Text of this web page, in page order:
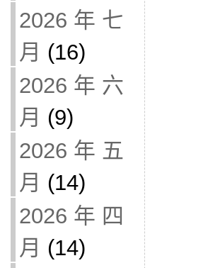
2026 年 七
月 (16)
2026 年 六
月 (9)
2026 年 五
月 (14)
2026 年 四
月 (14)